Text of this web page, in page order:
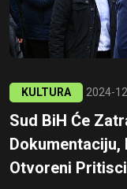
KULTURA 2024-
Sud BiH Će
Dokumentaciju,
Otvoreni